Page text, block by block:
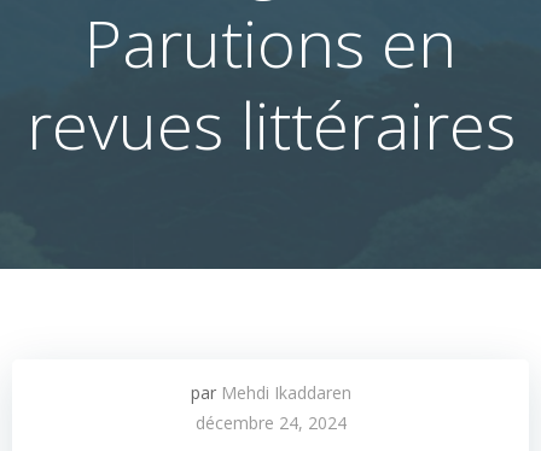
Parutions en
revues littéraires
par Mehdi Ikaddaren
décembre 24, 2024